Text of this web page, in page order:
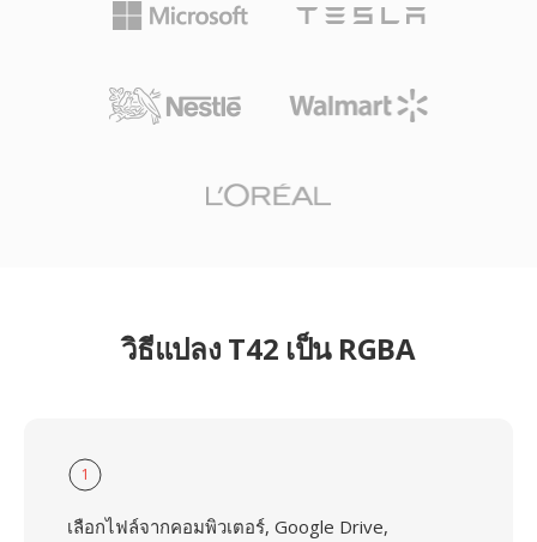
วิธีแปลง T42 เป็น RGBA
1
เลือกไฟล์จากคอมพิวเตอร์, Google Drive,